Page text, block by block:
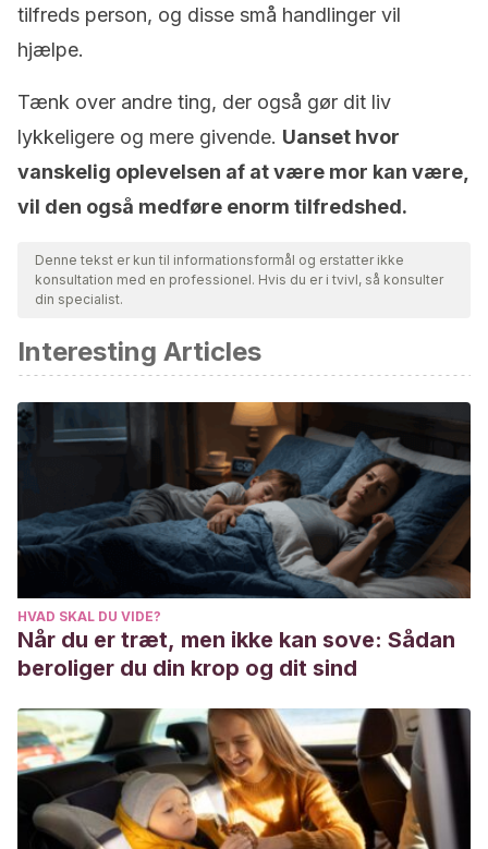
tilfreds person, og disse små handlinger vil
hjælpe.
Tænk over andre ting, der også gør dit liv
lykkeligere og mere givende. Uanset hvor
vanskelig oplevelsen af ​​at være mor kan være,
vil den også medføre enorm tilfredshed.
Denne tekst er kun til informationsformål og erstatter ikke
konsultation med en professionel. Hvis du er i tvivl, så konsulter
din specialist.
Interesting Articles
HVAD SKAL DU VIDE?
Når du er træt, men ikke kan sove: Sådan
beroliger du din krop og dit sind